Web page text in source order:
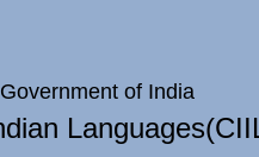
of India